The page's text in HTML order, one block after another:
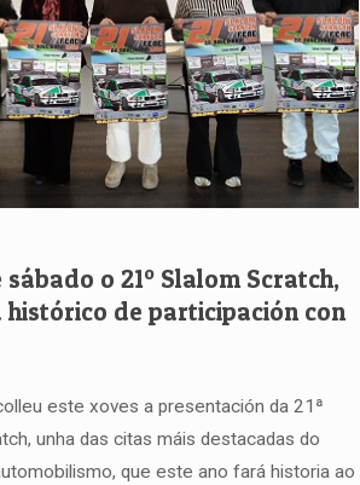
o 21º Slalom Scratch,
histórico de participación con
este xoves a presentación da 21ª
unha das citas máis destacadas do
que este ano fará historia ao